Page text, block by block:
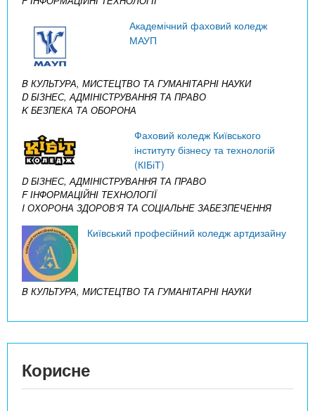
Академічний фаховий коледж
МАУП
B КУЛЬТУРА, МИСТЕЦТВО ТА ГУМАНІТАРНІ НАУКИ
D БІЗНЕС, АДМІНІСТРУВАННЯ ТА ПРАВО
K БЕЗПЕКА ТА ОБОРОНА
Фаховий коледж Київського
інституту бізнесу та технологій
(КІБіТ)
D БІЗНЕС, АДМІНІСТРУВАННЯ ТА ПРАВО
F ІНФОРМАЦІЙНІ ТЕХНОЛОГІЇ
I ОХОРОНА ЗДОРОВ’Я ТА СОЦІАЛЬНЕ ЗАБЕЗПЕЧЕННЯ
Київський професійний коледж артдизайну
B КУЛЬТУРА, МИСТЕЦТВО ТА ГУМАНІТАРНІ НАУКИ
Корисне